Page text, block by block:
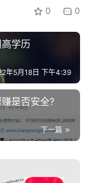
0 0
学历
年5月18日 下午4:39
是否安全?
下一篇